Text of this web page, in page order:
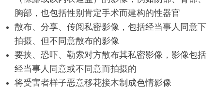
胸部，也包括性别肯定手术而建构的性器官
散布、分享、传阅私密影像，包括经当事人同意下
拍摄、但不同意散布的影像
要挟、恐吓、勒索对方散布其私密影像，影像包括
经当事人同意或不同意而拍摄的
将受害者样子恶意移花接木制成色情影像